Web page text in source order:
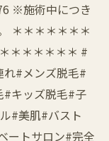
※施術中につき
＊＊＊＊＊＊＊
＊＊＊＊＊＊ #
#メンズ脱毛#
#キッズ脱毛#子
#美肌#バスト
ートサロン#完全